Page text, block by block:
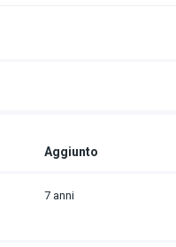
Aggiunto
7 anni